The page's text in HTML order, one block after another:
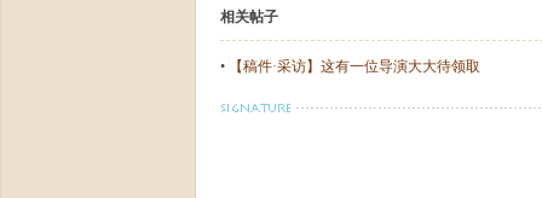
相关帖子
• 【稿件·采访】这有一位导演大大待领取